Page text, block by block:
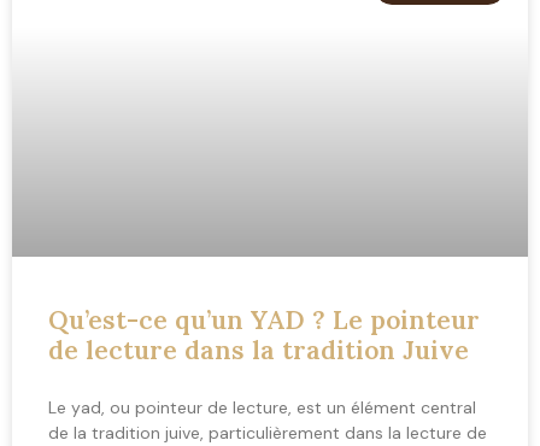
Qu’est-ce qu’un YAD ? Le pointeur
de lecture dans la tradition Juive
Le yad, ou pointeur de lecture, est un élément central
de la tradition juive, particulièrement dans la lecture de